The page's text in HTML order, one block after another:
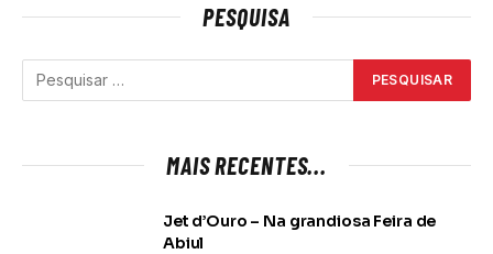
PESQUISA
MAIS RECENTES...
Jet d’Ouro – Na grandiosa Feira de
Abiul